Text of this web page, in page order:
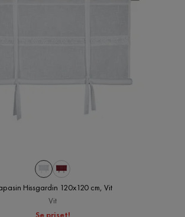
Hissgardin 120x120 cm, Vit
Vit
Se priset!